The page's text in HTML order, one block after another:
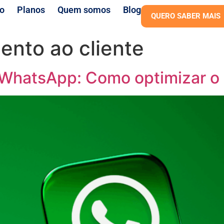
Planos Quem somos Blog
QUERO SABER MAIS
ao cliente
Como optimizar